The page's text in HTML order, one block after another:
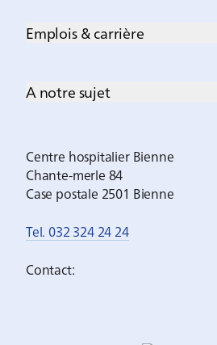
Emplois & carrière
A notre sujet
Centre hospitalier Bienne
Chante-merle 84
Case postale 2501 Bienne
Tel. 032 324 24 24
Contact: